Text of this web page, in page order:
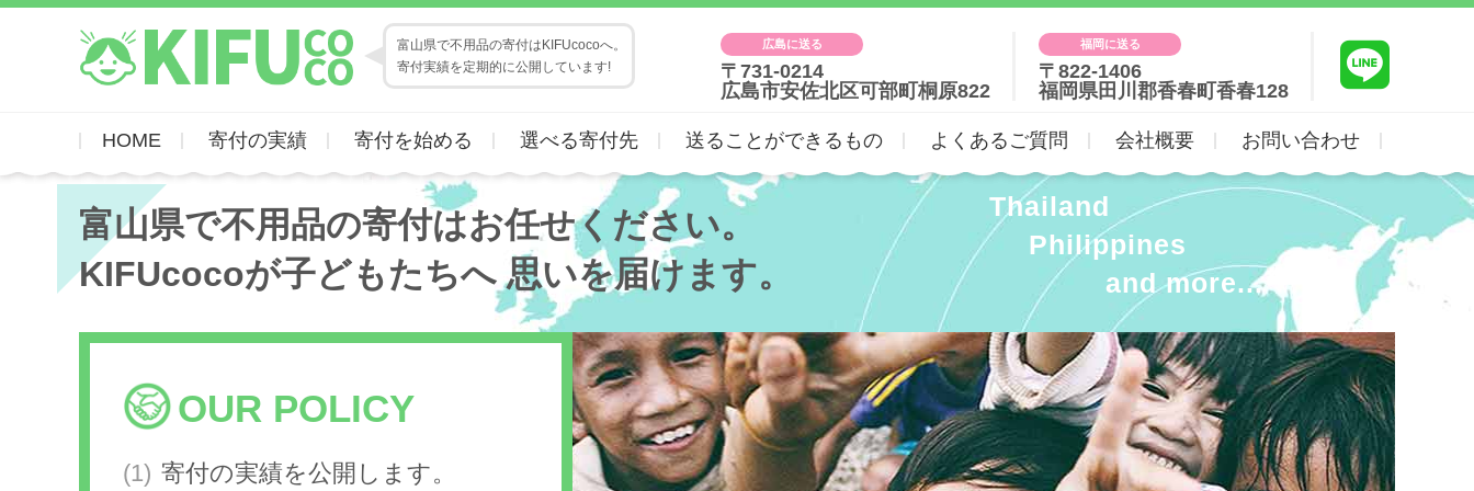
富山県で不用品の寄付はKIFUcocoへ。
寄付実績を定期的に公開しています!
広島に送る
〒731-0214
広島市安佐北区可部町桐原822
福岡に送る
〒822-1406
福岡県田川郡香春町香春128
HOME 寄付の実績 寄付を始める 選べる寄付先 送ることができるもの よくあるご質問 会社概要 お問い合わせ
富山県で不用品の寄付はお任せください。
KIFUcocoが子どもたちへ思いを届けます。
Thailand
Philippines
and more...
OUR POLICY
寄付の実績を公開します。